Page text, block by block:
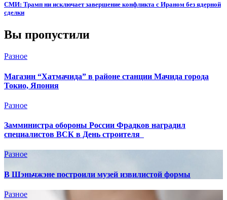
СМИ: Трамп ни исключает завершение конфликта с Ираном без ядерной
сделки
Вы пропустили
Разное
Магазин “Хатмачида” в районе станции Мачида города
Токио, Япония
Разное
Замминистра обороны России Фрадков наградил
специалистов ВСК в День строителя
Разное
В Шэньчжэне построили музей извилистой формы
Разное